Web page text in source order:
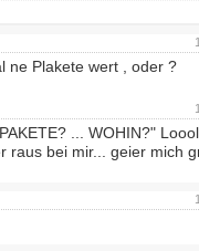
ne Plakete wert , oder ?
... WOHIN?"
raus bei mir... geier mich